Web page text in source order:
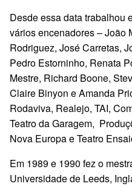
Desde essa data trabalhou
vários encenadores – João
Rodriguez, José Carretas,
Pedro Estorninho, Renata
Mestre, Richard Boone,
Claire Binyon e Amanda
Rodaviva, Realejo, TAI,
Teatro da Garagem,
Nova Europa e Teatro
Em 1989 e 1990 fez o
Universidade de Leeds,